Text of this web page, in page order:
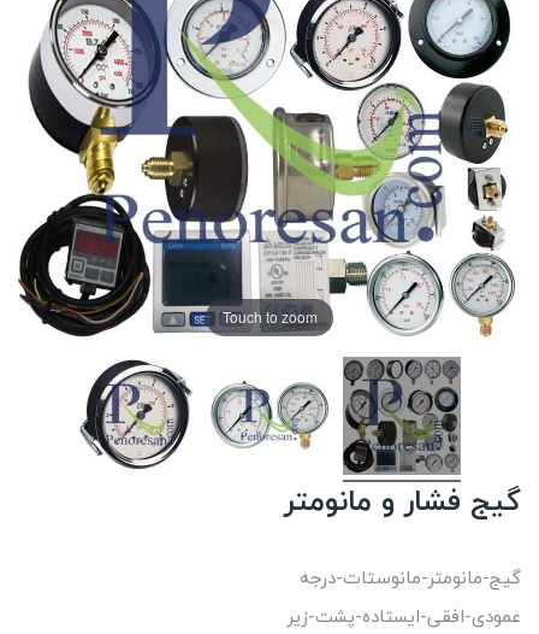
Touch to zoom
گیج فشار و مانومتر
گیج-مانومتر-مانوستات-درجه
عمودی-افقی-ایستاده-پشت-زیر